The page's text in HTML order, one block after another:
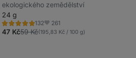
ekologického zemědělství
24 g
132
Hodnocení
4.9/5,
132
Oblíbené
261
47 Kč59 Kč(195,83 Kč / 100 g)